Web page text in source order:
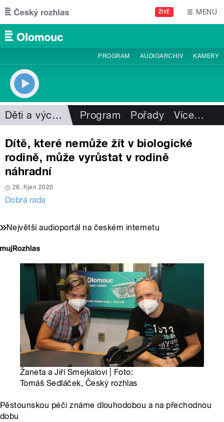
Přejít k hlavnímu obsahu
ŽIVĚ MENU
PROGRAM AUDIOARCHIV KAMERY
Děti a výchova Program Pořady Více…
Dítě, které nemůže žít v biologické
rodině, může vyrůstat v rodině
náhradní
26. říjen 2020
Dobrá rada
Největší audioportál na českém internetu
Žaneta a Jiří Smejkalovi | Foto:
Tomáš Sedláček, Český rozhlas
Pěstounskou péči známe dlouhodobou a na přechodnou
dobu